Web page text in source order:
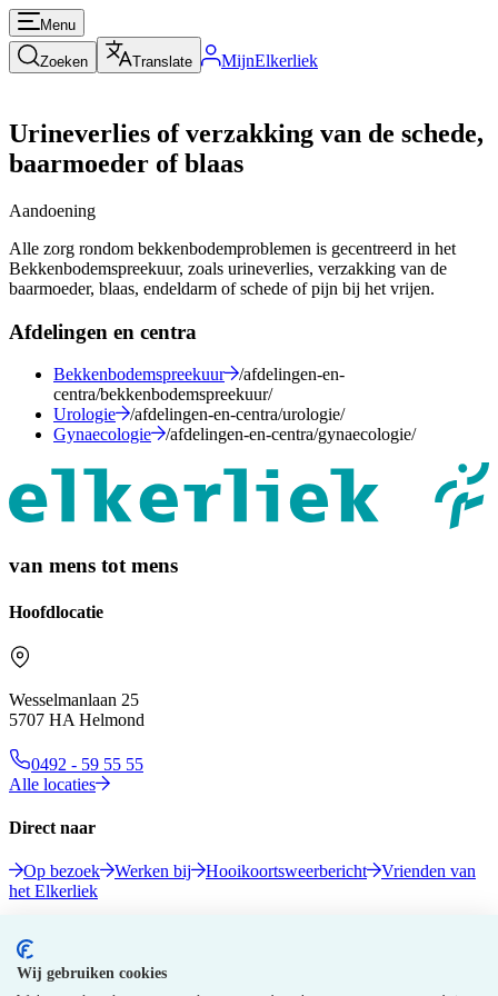
Wij gebruiken cookies
Menu
Zoeken Translate MijnElkerliek
Urineverlies of verzakking van de schede,
baarmoeder of blaas
Aandoening
Alle zorg rondom bekkenbodemproblemen is gecentreerd in het
Bekkenbodemspreekuur, zoals urineverlies, verzakking van de
baarmoeder, blaas, endeldarm of schede of pijn bij het vrijen.
Afdelingen en centra
Bekkenbodemspreekuur
/afdelingen-en-
centra/bekkenbodemspreekuur/
Urologie
/afdelingen-en-centra/urologie/
Gynaecologie
/afdelingen-en-centra/gynaecologie/
van mens tot mens
Hoofdlocatie
Wesselmanlaan 25
5707 HA Helmond
0492 - 59 55 55
Alle locaties
Direct naar
Op bezoek Werken bij Hooikoortsweerbericht
Vrienden van
het Elkerliek
Volg ons